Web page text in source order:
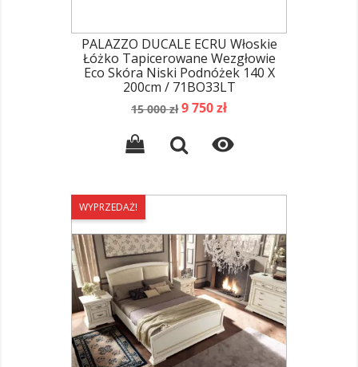
PALAZZO DUCALE ECRU Włoskie
Łóżko Tapicerowane Wezgłowie
Eco Skóra Niski Podnóżek 140 X
200cm / 71BO33LT
Cena
15 000 zł Cena
9 750 zł

WYPRZEDAŻ!